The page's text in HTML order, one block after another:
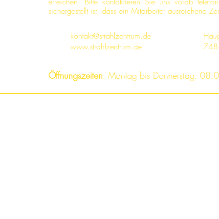
sichergestellt ist, dass ein Mitarbeiter ausreichend
kontakt@strahlzentrum.de
www.strahlzentrum.de
Öffnungszeiten: Montag bis Donnerstag: